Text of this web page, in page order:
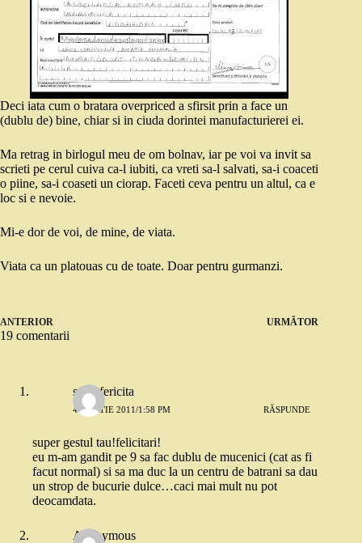
Deci iata cum o bratara overpriced a sfirsit prin a face un
(dublu de) bine, chiar si in ciuda dorintei manufacturierei ei.
Ma retrag in birlogul meu de om bolnav, iar pe voi va invit sa
scrieti pe cerul cuiva ca-l iubiti, ca vreti sa-l salvati, sa-i coaceti
o piine, sa-i coaseti un ciorap. Faceti ceva pentru un altul, ca e
loc si e nevoie.
Mi-e dor de voi, de mine, de viata.
Viata ca un platouas cu de toate. Doar pentru gurmanzi.
ANTERIOR URMĂTOR
19 comentarii
sotie fericita
4 MARTIE 2011/1:58 PM RĂSPUNDE
super gestul tau!felicitari!
eu m-am gandit pe 9 sa fac dublu de mucenici (cat as fi
facut normal) si sa ma duc la un centru de batrani sa dau
un strop de bucurie dulce…caci mai mult nu pot
deocamdata.
Anonymous